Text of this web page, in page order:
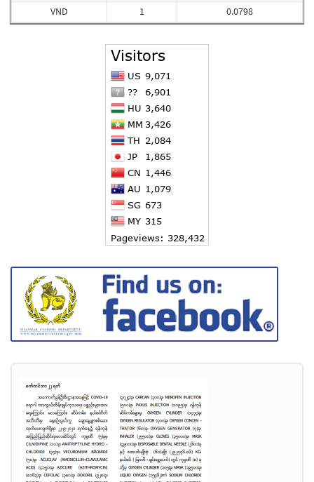
VND
1
0.0798